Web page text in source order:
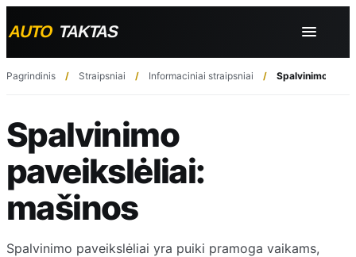
Pagrindinis Straipsniai Informaciniai straipsniai Spalvinimo
Spalvinimo
paveikslėliai:
mašinos
Spalvinimo paveikslėliai yra puiki pramoga vaikams,